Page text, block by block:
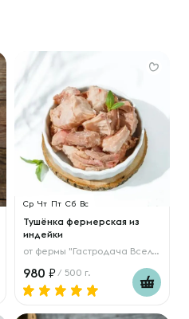
Ср Чт Пт Сб Вс
Тушёнка фермерская из
индейки
от фермы "Гастродача Вселуг"
980 / 500 г.